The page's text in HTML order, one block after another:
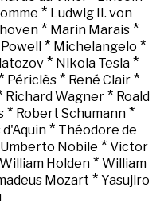
* Ludwig II. von
* Marin Marais*
* Michelangelo *
* Nikola Tesla *
Périclès* René Clair*
Richard Wagner* Roald
* Robert Schumann*
* Théodore de
Umberto Nobile * Victor
William Holden* William
Mozart * Yasujiro